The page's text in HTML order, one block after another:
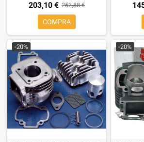
203,10 € 253,88 €
COMPRA
-20% -20%